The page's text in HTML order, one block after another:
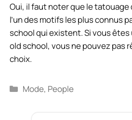
Oui, il faut noter que le tatouage
l’un des motifs les plus connus
school qui existent. Si vous
old school, vous ne pouvez pas
choix.
Catégories
Mode, People